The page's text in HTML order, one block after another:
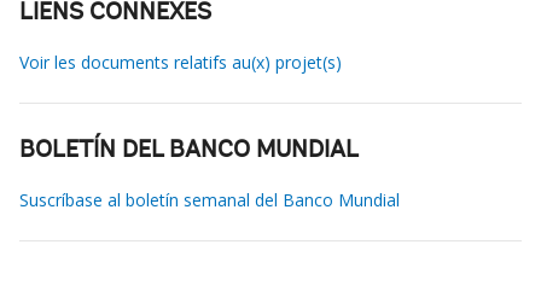
LIENS CONNEXES
Voir les documents relatifs au(x) projet(s)
BOLETÍN DEL BANCO MUNDIAL
Suscríbase al boletín semanal del Banco Mundial